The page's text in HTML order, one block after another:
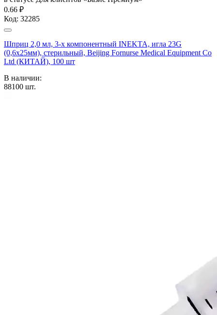
0.66 ₽
Код: 32285
Шприц 2,0 мл, 3-х компонентный INEKTA, игла 23G
(0,6х25мм), стерильный, Beijing Fornurse Medical Equipment Co
Ltd (КИТАЙ), 100 шт
В наличии:
88100 шт.